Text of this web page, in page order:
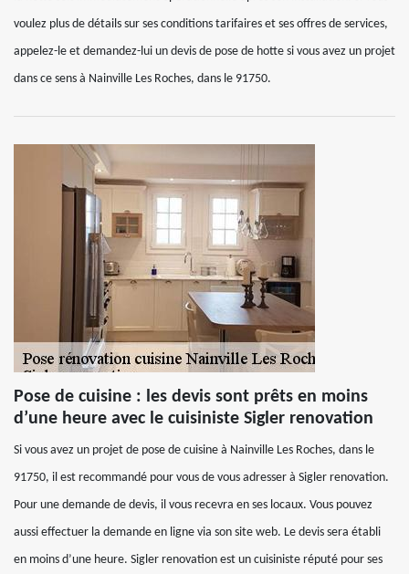
voulez plus de détails sur ses conditions tarifaires et ses offres de services,
appelez-le et demandez-lui un devis de pose de hotte si vous avez un projet
dans ce sens à Nainville Les Roches, dans le 91750.
Pose de cuisine : les devis sont prêts en moins
d’une heure avec le cuisiniste Sigler renovation
Si vous avez un projet de pose de cuisine à Nainville Les Roches, dans le
91750, il est recommandé pour vous de vous adresser à Sigler renovation.
Pour une demande de devis, il vous recevra en ses locaux. Vous pouvez
aussi effectuer la demande en ligne via son site web. Le devis sera établi
en moins d’une heure. Sigler renovation est un cuisiniste réputé pour ses